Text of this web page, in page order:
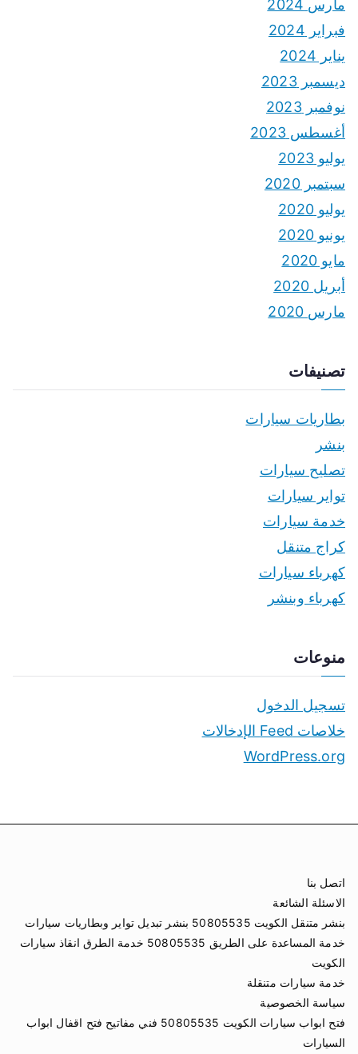
مارس 2024
فبراير 2024
يناير 2024
ديسمبر 2023
نوفمبر 2023
أغسطس 2023
يوليو 2023
سبتمبر 2020
يوليو 2020
يونيو 2020
مايو 2020
أبريل 2020
مارس 2020
تصنيفات
بطاريات سيارات
بنشر
تصليح سيارات
تواير سيارات
خدمة سيارات
كراج متنقل
كهرباء سيارات
كهرباء وبنشر
منوعات
تسجيل الدخول
خلاصات Feed الإدخالات
WordPress.org
اتصل بنا
الاسئلة الشائعة
بنشر متنقل الكويت 50805535 بنشر تبديل تواير وبطاريات سيارات
خدمة المساعدة على الطريق 50805535 خدمة الطرق انقاذ سيارات
الكويت
خدمة سيارات متنقلة
سياسة الخصوصية
فتح ابواب سيارات الكويت 50805535 فني مفاتيح فتح اقفال ابواب
السيارات